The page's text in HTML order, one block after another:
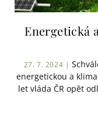
Energetická
27. 7. 2024 |
energetickou a
let vláda ČR opět